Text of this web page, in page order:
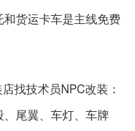
货运卡车是主线免费
找技术员NPC改装：
尾翼、车灯、车牌